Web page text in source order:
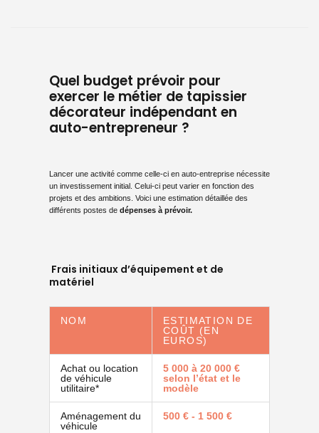
Quel budget prévoir pour
exercer le métier de tapissier
décorateur indépendant en
auto-entrepreneur ?
Lancer une activité comme celle-ci en auto-entreprisenécessite
un investissement initial. Celui-ci peut varier en fonction des
projets et des ambitions. Voici une estimation détaillée des
différents postes de dépenses à prévoir.
Frais initiaux d’équipement et de
matériel
NOM
ESTIMATION DE
COÛT (EN
EUROS)
Achat ou location
de véhicule
utilitaire*
5 000 à 20 000 €
selon l’état et le
modèle
Aménagement du
véhicule
500 € - 1 500 €